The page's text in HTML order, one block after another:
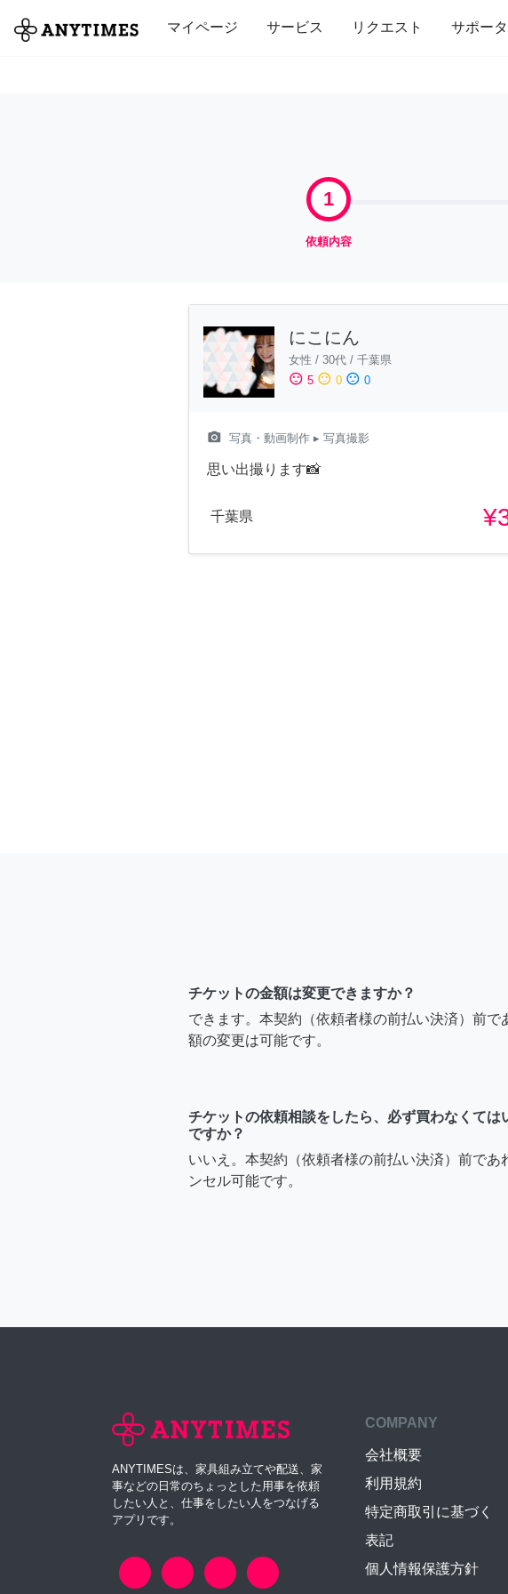
マイページ サービス リクエスト サポー
全て 修理・組立 家事 引っ越し インテリア
1
依頼内容
にこにん
女性 / 30代 / 千葉県
sentiment_satisfied 5 sentiment_neutral 0 sentiment_dissatisfied 0
camera_alt 写真・動画制作 ▸ 写真撮影
思い出撮ります📸
千葉県
チケットの金額は変更できますか？
できます。本契約（依頼者様の前払い決済）前で
額の変更は可能です。
チケットの依頼相談をしたら、必ず買わなくては
ですか？
いいえ。本契約（依頼者様の前払い決済）前であ
ンセル可能です。
ANYTIMESは、家具組み立てや配送、家
事などの日常のちょっとした用事を依頼
したい人と、仕事をしたい人をつなげる
アプリです。
COMPANY
会社概要
利用規約
特定商取引に基づく
表記
個人情報保護方針